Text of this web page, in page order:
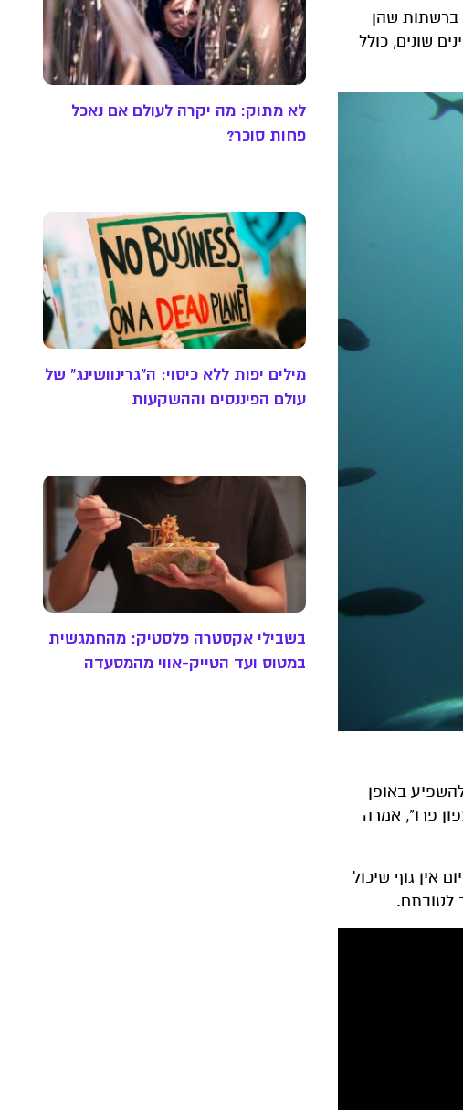
ברשתות שהן
שונים, כולל
באופן
פרו", אמרה
אין גוף שיכול
לטובתם.
לא מתוק: מה יקרה לעולם אם נאכל
פחות סוכר?
מילים יפות ללא כיסוי: ה"גרינוושינג" של
עולם הפיננסים וההשקעות
בשבילי אקסטרה פלסטיק: מהחמגשית
במטוס ועד הטייק-אווי מהמסעדה